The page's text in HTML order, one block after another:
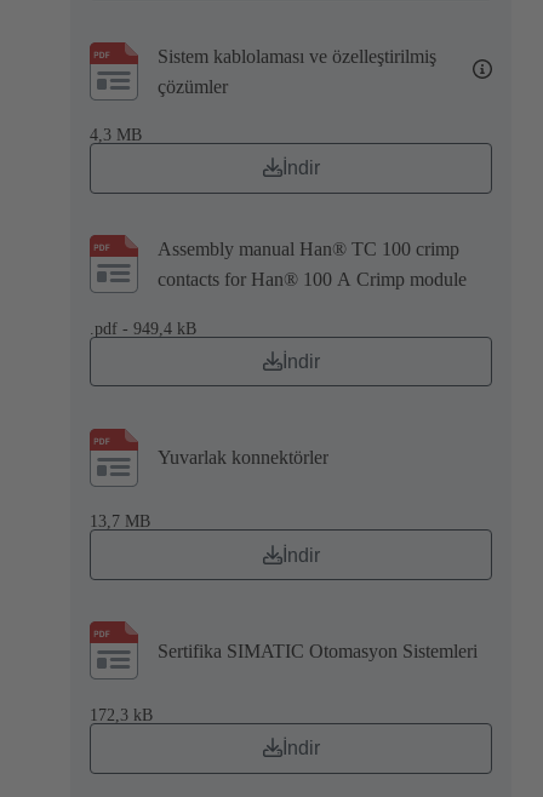
Sistem kablolaması ve özelleştirilmiş
çözümler
4,3 MB
İndir
Assembly manual Han® TC 100 crimp
contacts for Han® 100 A Crimp module
.pdf - 949,4 kB
İndir
Yuvarlak konnektörler
13,7 MB
İndir
Sertifika SIMATIC Otomasyon Sistemleri
172,3 kB
İndir